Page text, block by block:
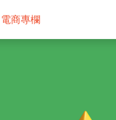
電商專欄